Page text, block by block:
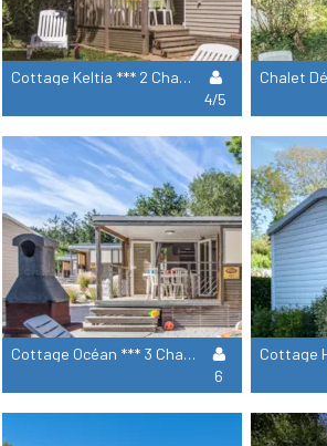
Cottage Keltia *** 2 Chambres
4/5
Cottage Océan *** 3 Chambres
6